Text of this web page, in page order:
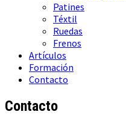
Patines
Téxtil
Ruedas
Frenos
Artículos
Formación
Contacto
Contacto